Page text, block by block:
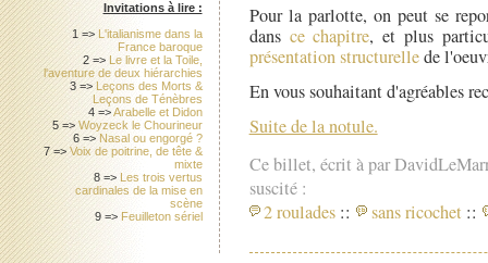
Pour la parlotte, on peut se
dans ce chapitre, et plus
présentation structurellede
En vous souhaitant d'agréables
Suite de la notule.
Ce billet, écrit à par
suscité :
2 roulades :: sans ricochet ::
Invitations à lire :
1 => L'italianisme dans la
France baroque
2 => Le livre et la Toile,
l'aventure de deux hiérarchies
3 => Leçons des Morts &
Leçons de Ténèbres
4 =>Arabelle et Didon
5 =>Woyzeck le Chourineur
6 => Nasal ou engorgé ?
7 =>Voix de poitrine, de tête &
mixte
8 => Les trois vertus
cardinales de la mise en
scène
9 => Feuilleton sériel